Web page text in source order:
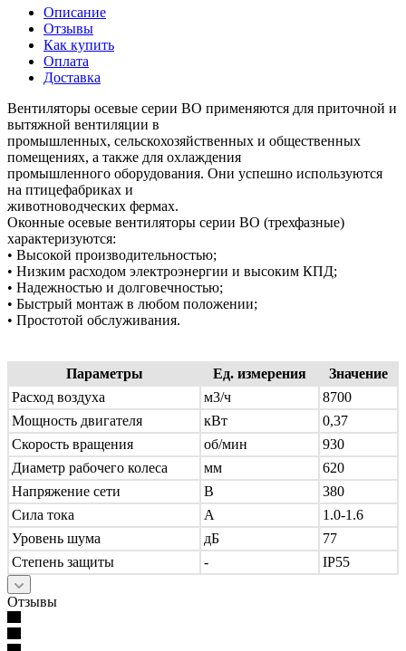
Описание
Отзывы
Как купить
Оплата
Доставка
Вентиляторы осевые серии ВО применяются для приточной и
вытяжной вентиляции в
промышленных, сельскохозяйственных и общественных
помещениях, а также для охлаждения
промышленного оборудования. Они успешно используются
на птицефабриках и
животноводческих фермах.
Оконные осевые вентиляторы серии ВО (трехфазные)
характеризуются:
• Высокой производительностью;
• Низким расходом электроэнергии и высоким КПД;
• Надежностью и долговечностью;
• Быстрый монтаж в любом положении;
• Простотой обслуживания.
Параметры Ед. измерения
Значение
Расход воздуха
м3/ч
8700
Мощность двигателя
кВт
0,37
Скорость вращения
об/мин
930
Диаметр рабочего колеса
мм
620
Напряжение сети
В
380
Сила тока
А
1.0-1.6
Уровень шума
дБ
77
Степень защиты
- IP55
Отзывы